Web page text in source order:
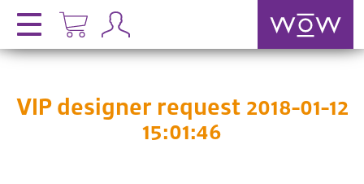
VIP designer request 2018-01-12
15:01:46